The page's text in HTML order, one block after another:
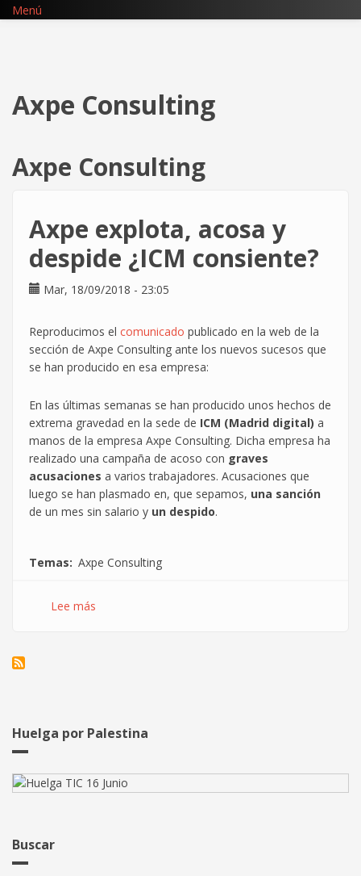
Pasar
Menú
Axpe Consulting
Axpe Consulting
Axpe explota, acosa y
despide ¿ICM consiente?
Mar, 18/09/2018 - 23:05
Reproducimos el comunicado publicado en la web de la
sección de Axpe Consulting ante los nuevos sucesos que
se han producido en esa empresa:
En las últimas semanas se han producido unos hechos de
extrema gravedad en la sede de ICM (Madrid digital) a
manos de la empresa Axpe Consulting. Dicha empresa ha
realizado una campaña de acoso con graves
acusaciones a varios trabajadores. Acusaciones que
luego se han plasmado en, que sepamos, una sanción
de un mes sin salario y un despido.
Temas Axpe Consulting
Lee más
consiente?
Huelga por Palestina
Buscar